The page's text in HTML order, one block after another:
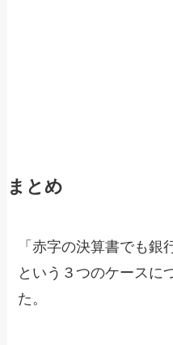
まとめ
「赤字の決算書でも銀
という３つのケースに
た。